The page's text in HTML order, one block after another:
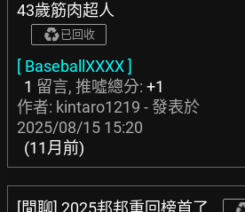
43歲筋肉超人
已回收
[ BaseballXXXX ]
1 留言, 推噓總分: +1
作者: kintaro1219 - 發表於
2025/08/15 15:20
(11月前)
[閒聊] 2025邦邦重回榜首了